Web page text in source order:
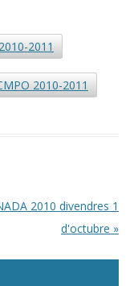
2011
2010-2011
2010 divendres 1
d'octubre »